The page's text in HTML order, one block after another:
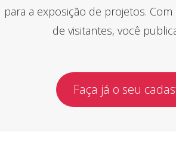
para a exposição de projetos.
de visitantes, você
Faça já o seu